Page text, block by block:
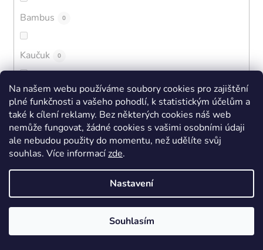
Na našem webu používáme soubory cookies pro zajištění
plné funkčnosti a vašeho pohodlí, k statistickým účelům a
také k cílení reklamy. Bez některých cookies náš web
nemůže fungovat, žádné cookies s vašimi osobními údaji
ale nebudou použity do momentu, než udělíte svůj
souhlas. Více informacízde.
Nastavení
Souhlasím
Bambus 0
Kaučuk 0
EVA + BLOOM 0
Polyamidové mikrovlákno 0
Syntetická kůže 0
Mikrovlákno 0